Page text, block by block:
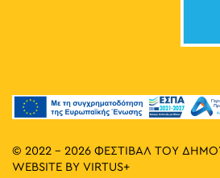
© 2022 - 2026 ΦΕΣΤΙΒΑΛ ΤΟΥ
WEBSITE BY VIRTUS+